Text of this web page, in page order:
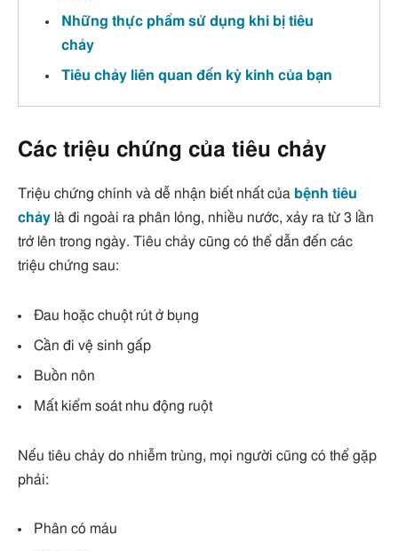
Những thực phẩm sử dụng khi bị tiêu
chảy
Tiêu chảy liên quan đến kỳ kinh của bạn
Các triệu chứng của tiêu chảy
Triệu chứng chính và dễ nhận biết nhất của bệnh tiêu
chảy là đi ngoài ra phân lỏng, nhiều nước, xảy ra từ 3 lần
trở lên trong ngày. Tiêu chảy cũng có thể dẫn đến các
triệu chứng sau:
Đau hoặc chuột rút ở bụng
Cần đi vệ sinh gấp
Buồn nôn
Mất kiểm soát nhu động ruột
Nếu tiêu chảy do nhiễm trùng, mọi người cũng có thể gặp
phải:
Phân có máu